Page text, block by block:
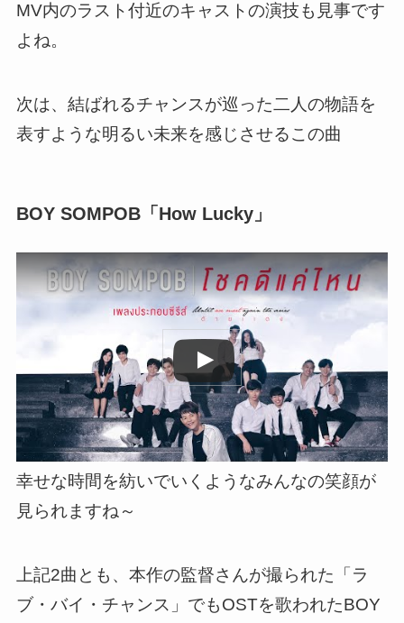
MV内のラスト付近のキャストの演技も見事です
よね。
次は、 結ばれるチャンスが巡った二人の物語を
表すような明るい未来を感じさせるこの曲
BOY SOMPOB「How Lucky」
この動画を YouTube で視聴
幸せな時間を紡いでいくようなみんなの笑顔が
見られますね～
上記2曲とも、本作の監督さんが撮られた「ラ
ブ・バイ・チャンス」でもOSTを歌われたBOY